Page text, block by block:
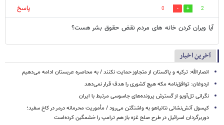
2
0
پاسخ
آیا ویران کردن خانه های مردم نقض حقوق بشر هست؟
آخرین اخبار
انصارالله: ترکیه و پاکستان از متجاوز حمایت نکنند / به محاصره عربستان ادامه می‌دهیم
اردوغان: توافق‌نامه مکه هیچ کشوری را هدف قرار نمی‌دهد
نگرانی تل‌آویو از گسترش پرونده‌های جاسوسی مرتبط با ایران
کپسول آتش‌نشانی نتانیاهو به واشنگتن می‌رود / مأموریت محرمانه درمر در کاخ سفید؛
دوربرگردان اسرائیل در طرح صلح غزه باز هم ترامپ را خشمگین کرده‌است